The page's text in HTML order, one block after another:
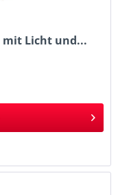
mit Licht und...